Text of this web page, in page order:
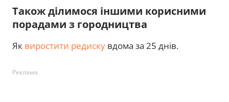
Також ділимося іншими корисними
порадами з городництва
Як виростити редиску вдома за 25 днів.
Реклама